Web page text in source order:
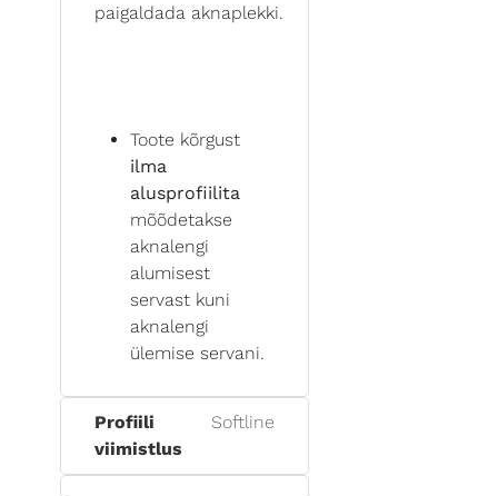
paigaldada aknaplekki.
Toote kõrgust
ilma
alusprofiilita
mõõdetakse
aknalengi
alumisest
servast kuni
aknalengi
ülemise servani.
Profiili
viimistlus
Softline